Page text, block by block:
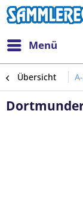
Menü
Übersicht